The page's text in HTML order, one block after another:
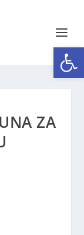
Open toolbar
ZA